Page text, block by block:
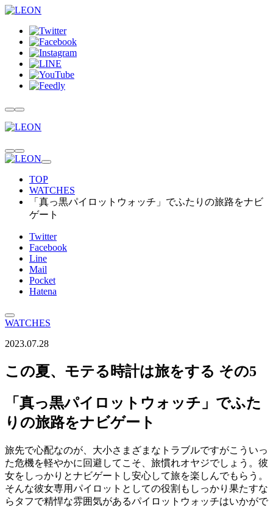
TOP
WATCHES
「真っ黒パイロットウォッチ」でふたりの旅路をナビ
ゲート
Twitter
Facebook
Line
Mail
Pocket
Hatena
WATCHES
2023.07.28
この夏、モテる時計は旅をする その5
「真っ黒パイロットウォッチ」でふた
りの旅路をナビゲート
旅先で心配なのが、大小さまざまなトラブルですがこういっ
た危機を軽やかに回避してこそ、旅慣れオヤジでしょう。彼
女をしっかりとナビゲートし安心して旅を楽しんでもらう。
そんな彼女専用パイロットとしての役割もしっかり果たすな
らタフで精悍な雰囲気があるパイロットウォッチはいかがで